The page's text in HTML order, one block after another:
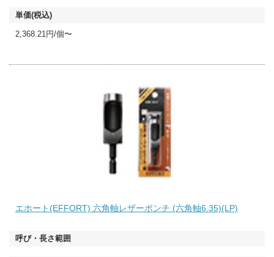
2,368.21円/個〜
エホート(EFFORT) 六角軸レザーポンチ (六角軸6.35)(LP)